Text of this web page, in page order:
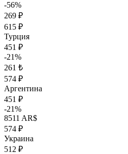
-56%
269 ₽
615 ₽
Турция
451 ₽
-21%
261 ₺
574 ₽
Аргентина
451 ₽
-21%
8511 AR$
574 ₽
Украина
512 ₽